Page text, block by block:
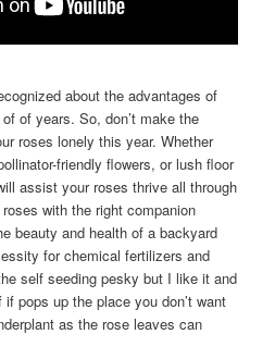
about the advantages of
of years. So, don’t make the
roses lonely this year. Whether
friendly flowers, or lush floor
assist your roses thrive all through
with the right companion
beauty and health of a backyard
for chemical fertilizers and
self seeding pesky but I like it and
pops up the place you don’t want
as the rose leaves can